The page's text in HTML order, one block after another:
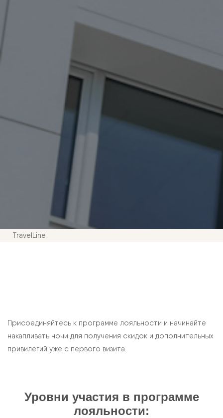
TravelLine
Присоединяйтесь к программе лояльности и начинайте
накапливать ночи для получения скидок и дополнительных
привилегий уже с первого визита.
Уровни участия в программе
лояльности: